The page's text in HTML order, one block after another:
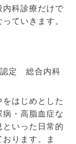
内科診療だけで
ていきます。
認定 総合内科
はじめとした
・高脂血症な
いった日常的
ります。ま